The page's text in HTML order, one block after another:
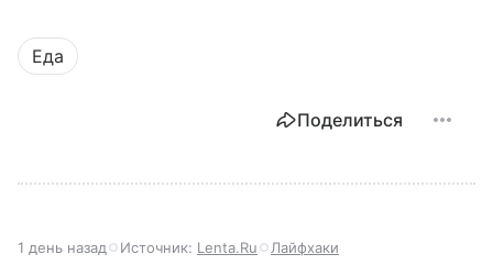
Еда
Поделиться
1 день назад Источник: Lenta.Ru Лайфхаки